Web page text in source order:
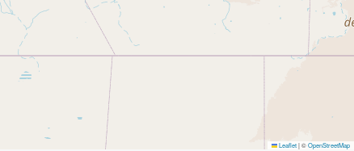
Leaflet|©OpenStreetMap